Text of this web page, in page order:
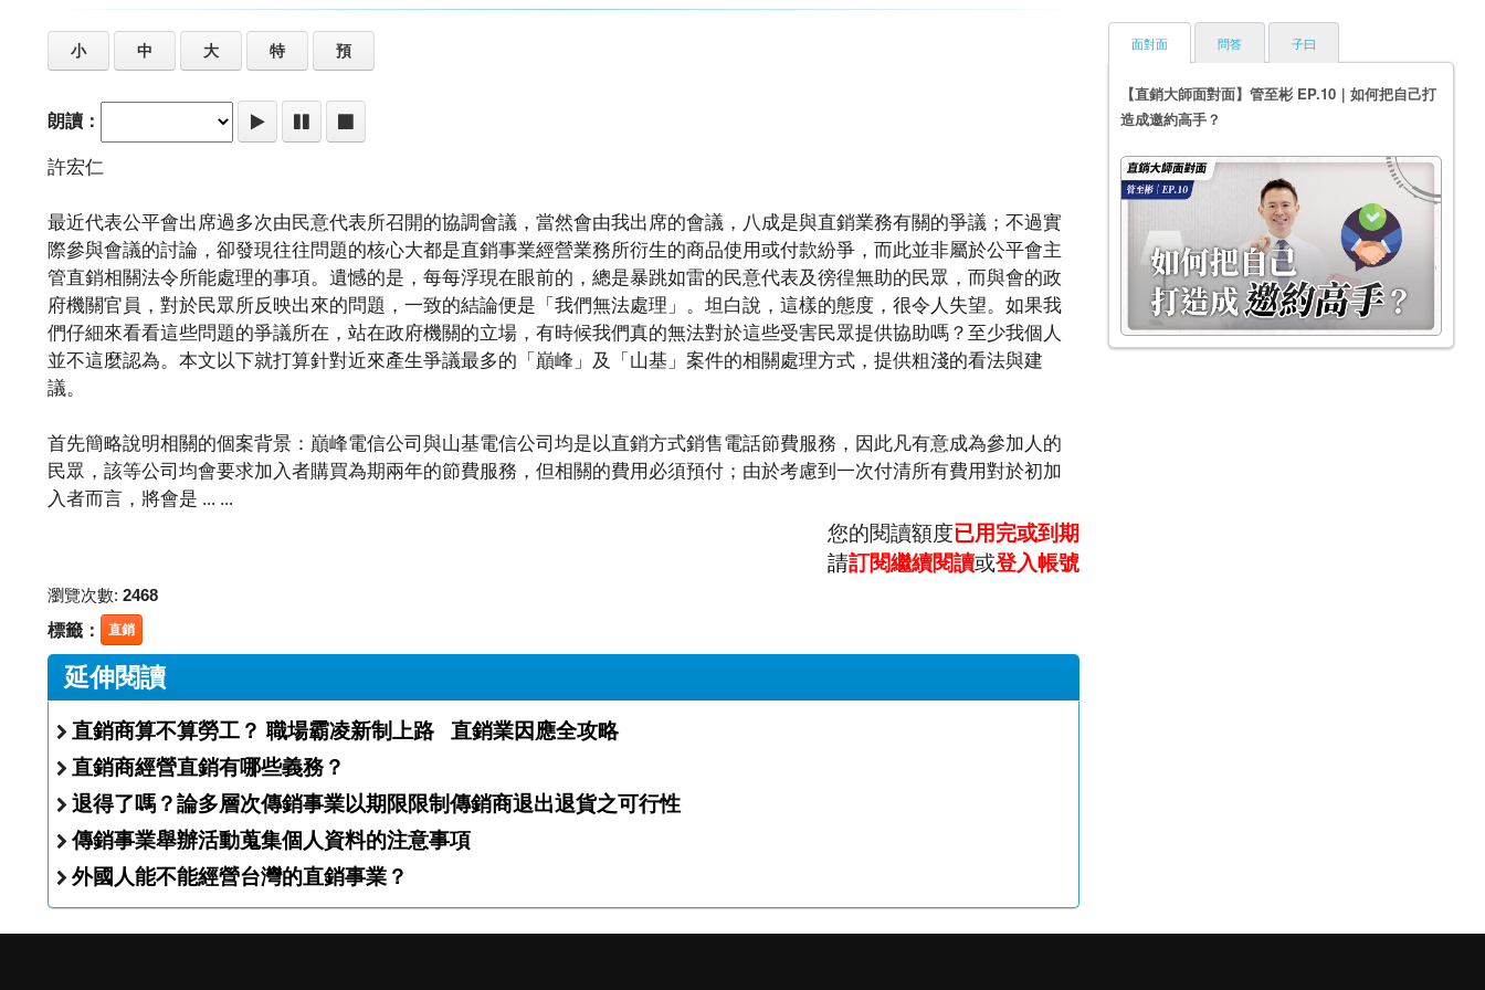
小 中 大 特 預
朗讀：
許宏仁
最近代表公平會出席過多次由民意代表所召開的協調會議，當然會由我出席的會議，八成是與直銷業務有關的爭議；不過實
際參與會議的討論，卻發現往往問題的核心大都是直銷事業經營業務所衍生的商品使用或付款紛爭，而此並非屬於公平會主
管直銷相關法令所能處理的事項。遺憾的是，每每浮現在眼前的，總是暴跳如雷的民意代表及徬徨無助的民眾，而與會的政
府機關官員，對於民眾所反映出來的問題，一致的結論便是「我們無法處理」。坦白說，這樣的態度，很令人失望。如果我
們仔細來看看這些問題的爭議所在，站在政府機關的立場，有時候我們真的無法對於這些受害民眾提供協助嗎？至少我個人
並不這麼認為。本文以下就打算針對近來產生爭議最多的「巔峰」及「山基」案件的相關處理方式，提供粗淺的看法與建
議。
首先簡略說明相關的個案背景：巔峰電信公司與山基電信公司均是以直銷方式銷售電話節費服務，因此凡有意成為參加人的
民眾，該等公司均會要求加入者購買為期兩年的節費服務，但相關的費用必須預付；由於考慮到一次付清所有費用對於初加
入者而言，將會是 ... ...
您的閱讀額度已用完或到期
請訂閱繼續閱讀或登入帳號
瀏覽次數: 2468
標籤： 直銷
延伸閱讀
直銷商算不算勞工？ 職場霸凌新制上路 直銷業因應全攻略
直銷商經營直銷有哪些義務？
退得了嗎？論多層次傳銷事業以期限限制傳銷商退出退貨之可行性
傳銷事業舉辦活動蒐集個人資料的注意事項
外國人能不能經營台灣的直銷事業？
面對面
【直銷大師面對面】管至彬 EP.10｜如何把自己打
造成邀約高手？
問答 子曰